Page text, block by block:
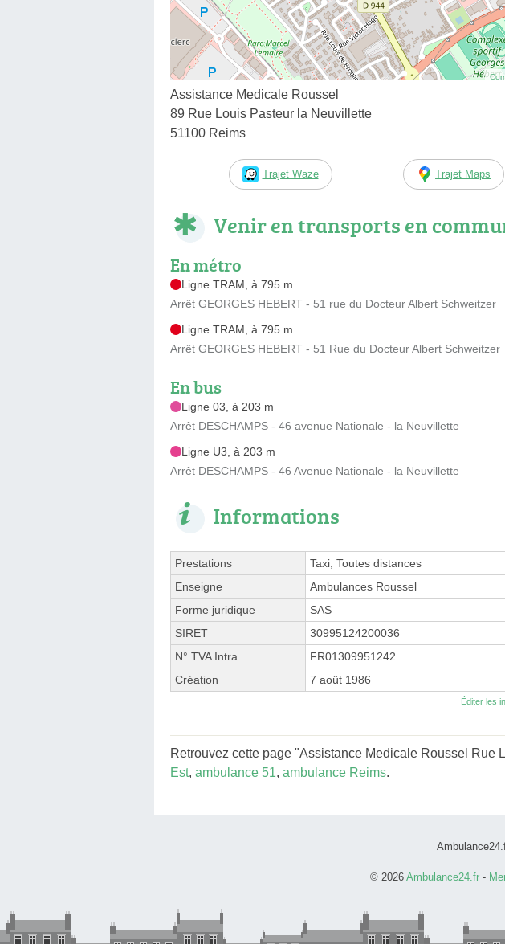
Assistance Medicale Roussel
89 Rue Louis Pasteur la Neuvillette
51100 Reims
Trajet Waze Trajet Maps
Venir en transports en
En métro
Ligne TRAM, à 795 m
Arrêt GEORGES HEBERT - 51 rue du Docteur Albert Schweitzer
Ligne TRAM, à 795 m
Arrêt GEORGES HEBERT - 51 Rue du Docteur Albert Schweitzer
En bus
Ligne 03, à 203 m
Arrêt DESCHAMPS - 46 avenue Nationale - la Neuvillette
Ligne U3, à 203 m
Arrêt DESCHAMPS - 46 Avenue Nationale - la Neuvillette
Informations
Prestations
Taxi, Toutes distances
Enseigne
Ambulances Roussel
Forme juridique
SAS
SIRET
30995124200036
N° TVA Intra.
FR01309951242
Création
7 août 1986
Éditer les
Retrouvez cette page "Assistance Medicale Roussel Rue
Est, ambulance 51, ambulance Reims.
© 2026 Ambulance24.fr -